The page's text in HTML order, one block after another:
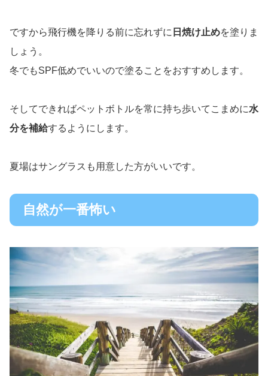
ですから飛行機を降りる前に忘れずに 日焼け止めを塗りま
しょう。
冬でもSPF低めでいいので塗ることをおすすめします。
そしてできればペットボトルを常に持ち歩いてこまめに水
分を補給するようにします。
夏場はサングラスも用意した方がいいです。
自然が一番怖い